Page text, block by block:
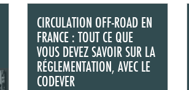
CIRCULATION OFF-ROAD EN
FRANCE : TOUT CE QUE
VOUS DEVEZ SAVOIR SUR LA
RÉGLEMENTATION, AVEC LE
CODEVER